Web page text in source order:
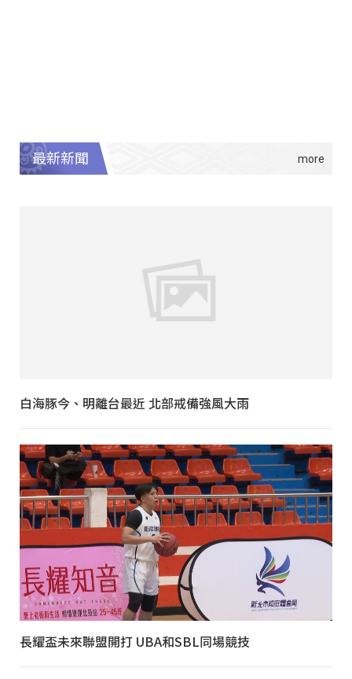
最新新聞
白海豚今、明離台最近 北部戒備強風大雨
長耀盃未來聯盟開打 UBA和SBL同場競技